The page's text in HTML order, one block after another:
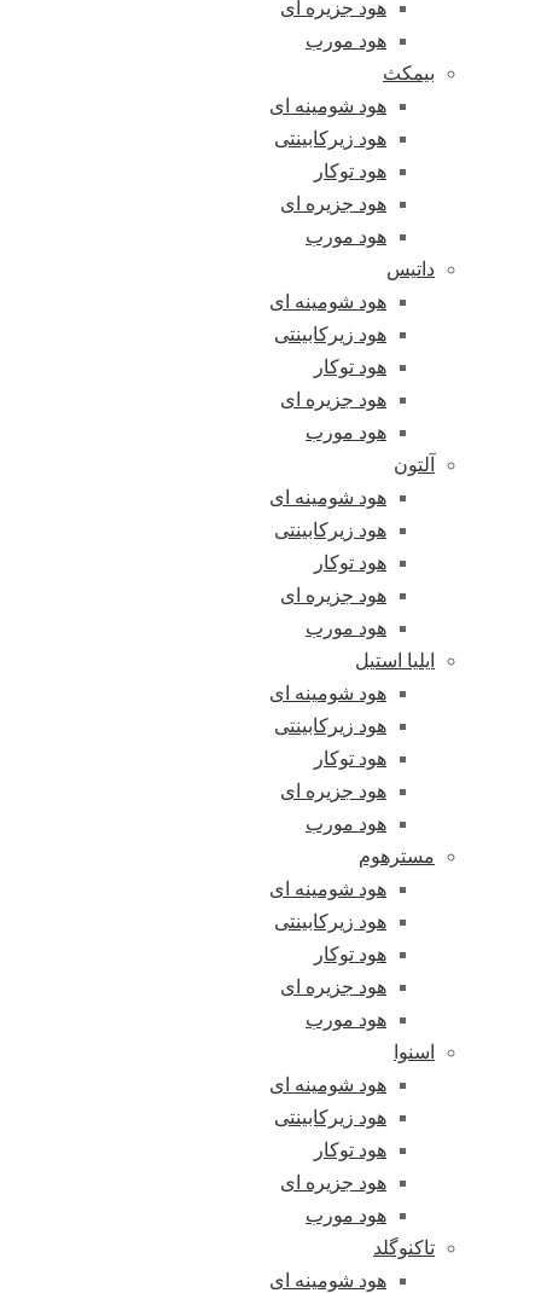
هود جزیره ای
هود مورب
بیمکث
هود شومینه ای
هود زیرکابینتی
هود توکار
هود جزیره ای
هود مورب
داتیس
هود شومینه ای
هود زیرکابینتی
هود توکار
هود جزیره ای
هود مورب
آلتون
هود شومینه ای
هود زیرکابینتی
هود توکار
هود جزیره ای
هود مورب
ایلیا استیل
هود شومینه ای
هود زیرکابینتی
هود توکار
هود جزیره ای
هود مورب
مسترهوم
هود شومینه ای
هود زیرکابینتی
هود توکار
هود جزیره ای
هود مورب
اسنوا
هود شومینه ای
هود زیرکابینتی
هود توکار
هود جزیره ای
هود مورب
تاکنوگلد
هود شومینه ای